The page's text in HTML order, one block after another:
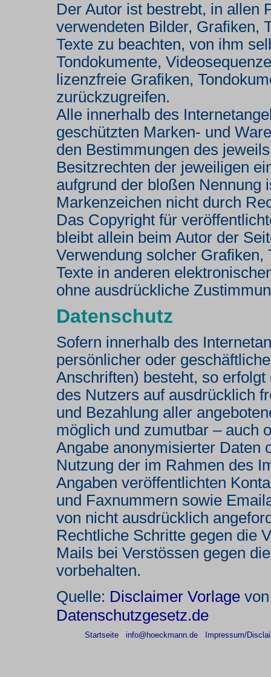
Der Autor ist bestrebt, in allen
verwendeten Bilder, Grafiken,
Texte zu beachten, von ihm
Tondokumente,
lizenzfreie Grafiken,
zurückzugreifen.
Alle innerhalb des
geschützten Marken- und
den Bestimmungen des
Besitzrechten der jeweiligen
aufgrund der bloßen Nennung
Markenzeichen nicht durch
Das Copyright für
bleibt allein beim Autor der
Verwendung solcher Grafiken,
Texte in anderen
ohne ausdrückliche
Datenschutz
Sofern innerhalb des
persönlicher oder
Anschriften) besteht, so
des Nutzers auf ausdrücklich
und Bezahlung aller
möglich und zumutbar – auch
Angabe anonymisierter Daten
Nutzung der im Rahmen des
Angaben veröffentlichten
und Faxnummern sowie
von nicht ausdrücklich
Rechtliche Schritte gegen die
Mails bei Verstössen gegen
vorbehalten.
Quelle: Disclaimer Vorlage
Datenschutzgesetz.de
Startseite info@hoeckmann.de Impressum/